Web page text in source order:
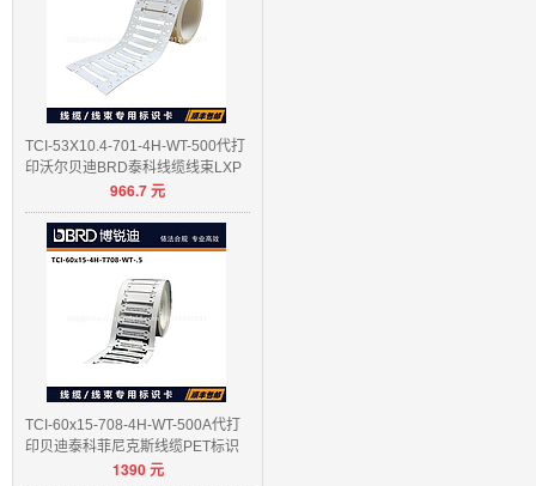
TCI-53X10.4-701-4H-WT-500代打
印沃尔贝迪BRD泰科线缆线束LXP
966.7元
TCI-60x15-708-4H-WT-500A代打
印贝迪泰科菲尼克斯线缆PET标识
1390元